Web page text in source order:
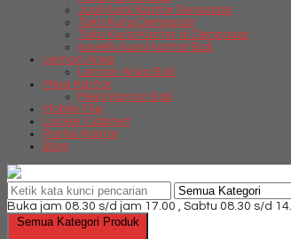
Jual Kursi Kantor Denpasar
Toko Kursi Denpasar
Toko Kursi Kantor di Denpasar
savello kursi kantor Bali
Lemari Arsip
Lemari Arsip Bali
Meja Kantor
Meja Kantor Bali
Mobile File
Locker Cabinet
Partisi Kantor
Blog
Buka jam 08.30 s/d jam 17.00 , Sabtu 08.30 s/d
Semua Kategori Produk